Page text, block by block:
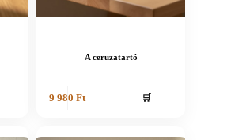
A ceruzatartó
9 980Ft 🛒